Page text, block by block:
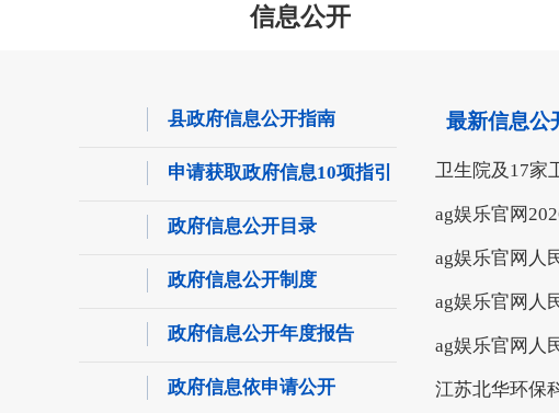
信息公开
县政府信息公开指南
申请获取政府信息10项指引
政府信息公开目录
政府信息公开制度
政府信息公开年度报告
政府信息依申请公开
最新信息公
卫生院及17家
ag娱乐官网
ag娱乐官网人
ag娱乐官网人
ag娱乐官网人
江苏北华环保